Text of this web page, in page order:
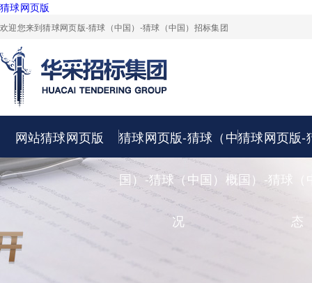
猜球网页版
欢迎您来到猜球网页版-猜球（中国）-猜球（中国）招标集团
网站猜球网页版 猜球网页版-猜球（中
国）-猜球（中国）概
况
猜球网页版-
国）-猜球（
态